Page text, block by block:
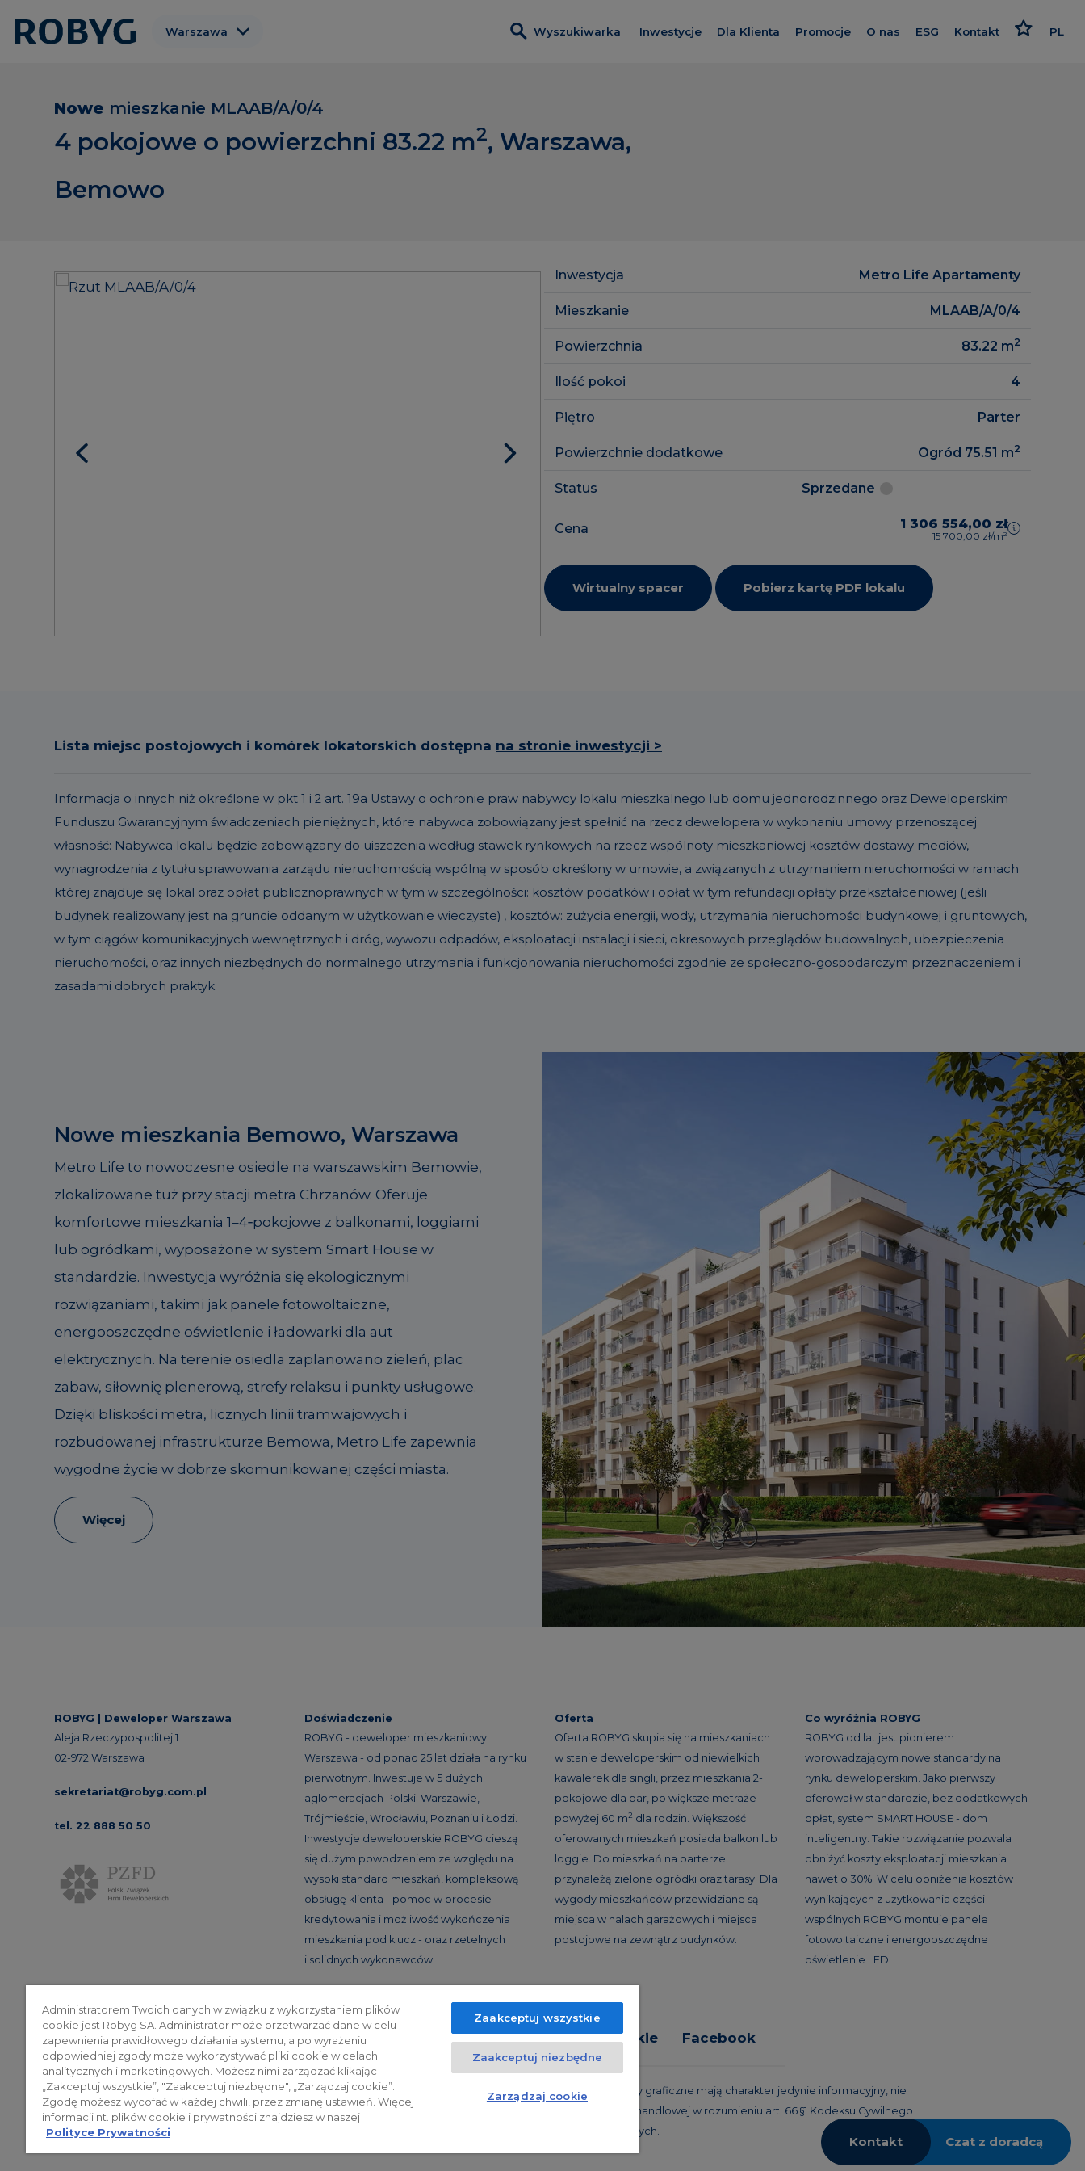
Warszawa
Wrocław
Wyszukiwarka Inwestycje Dla Klienta Promocje O nas
Dla inwestora
ESG Kontakt PL
Nowe mieszkanie MLAAB/A/0/4
4 pokojowe o powierzchni 83.22 m2, Warszawa,
Bemowo
Inwestycja Metro Life Apartamenty
Mieszkanie MLAAB/A/0/4
Powierzchnia 83.22 m2
Ilość pokoi 4
Piętro Parter
Powierzchnie dodatkowe Ogród 75.51 m2
Status Sprzedane
Cena 1 306 554,00 zł
15 700,00 zł/m²
Wirtualny spacer Pobierz kartę PDF lokalu
Lista miejsc postojowych i komórek lokatorskich dostępna na stronie inwestycji >
Informacja o innych niż określone w pkt 1 i 2 art. 19a Ustawy o ochronie praw nabywcy lokalu mieszkalnego lub domu jednorodzinnego oraz Deweloperskim
Funduszu Gwarancyjnym świadczeniach pieniężnych, które nabywca zobowiązany jest spełnić na rzecz dewelopera w wykonaniu umowy przenoszącej
własność: Nabywca lokalu będzie zobowiązany do uiszczenia według stawek rynkowych na rzecz wspólnoty mieszkaniowej kosztów dostawy mediów,
wynagrodzenia z tytułu sprawowania zarządu nieruchomością wspólną w sposób określony w umowie, a związanych z utrzymaniem nieruchomości w ramach
której znajduje się lokal oraz opłat publicznoprawnych w tym w szczególności: kosztów podatków i opłat w tym refundacji opłaty przekształceniowej (jeśli
budynek realizowany jest na gruncie oddanym w użytkowanie wieczyste) , kosztów: zużycia energii, wody, utrzymania nieruchomości budynkowej i gruntowych,
w tym ciągów komunikacyjnych wewnętrznych i dróg, wywozu odpadów, eksploatacji instalacji i sieci, okresowych przeglądów budowalnych, ubezpieczenia
nieruchomości, oraz innych niezbędnych do normalnego utrzymania i funkcjonowania nieruchomości zgodnie ze społeczno-gospodarczym przeznaczeniem i
zasadami dobrych praktyk.
Nowe mieszkania Bemowo, Warszawa
Metro Life to nowoczesne osiedle na warszawskim Bemowie,
zlokalizowane tuż przy stacji metra Chrzanów. Oferuje
komfortowe mieszkania 1–4‑pokojowe z balkonami, loggiami
lub ogródkami, wyposażone w system Smart House w
standardzie. Inwestycja wyróżnia się ekologicznymi
rozwiązaniami, takimi jak panele fotowoltaiczne,
energooszczędne oświetlenie i ładowarki dla aut
elektrycznych. Na terenie osiedla zaplanowano zieleń, plac
zabaw, siłownię plenerową, strefy relaksu i punkty usługowe.
Dzięki bliskości metra, licznych linii tramwajowych i
rozbudowanej infrastrukturze Bemowa, Metro Life zapewnia
wygodne życie w dobrze skomunikowanej części miasta.
Więcej
ROBYG | Deweloper Warszawa
Aleja Rzeczypospolitej 1
02-972 Warszawa
sekretariat@robyg.com.pl
tel. 22 888 50 50
Doświadczenie
ROBYG - deweloper mieszkaniowy
Warszawa - od ponad 25 lat działa na rynku
pierwotnym. Inwestuje w 5 dużych
aglomeracjach Polski: Warszawie,
Trójmieście, Wrocławiu, Poznaniu i Łodzi.
Inwestycje deweloperskie ROBYG cieszą
się dużym powodzeniem ze względu na
wysoki standard mieszkań, kompleksową
obsługę klienta - pomoc w procesie
kredytowania i możliwość wykończenia
mieszkania pod klucz - oraz rzetelnych
i solidnych wykonawców.
Oferta
Oferta ROBYG skupia się na mieszkaniach
w stanie deweloperskim od niewielkich
kawalerek dla singli, przez mieszkania 2-
pokojowe dla par, po większe metraże
powyżej 60 m2 dla rodzin. Większość
oferowanych mieszkań posiada balkon lub
loggie. Do mieszkań na parterze
przynależą zielone ogródki oraz tarasy. Dla
wygody mieszkańców przewidziane są
miejsca w halach garażowych i miejsca
postojowe na zewnątrz budynków.
Co wyróżnia ROBYG
ROBYG od lat jest pionierem
wprowadzającym nowe standardy na
rynku deweloperskim. Jako pierwszy
oferował w standardzie, bez dodatkowych
opłat, system SMART HOUSE - dom
inteligentny. Takie rozwiązanie pozwala
obniżyć koszty eksploatacji mieszkania
nawet o 30%. W celu obniżenia kosztów
wynikających z użytkowania części
wspólnych ROBYG montuje panele
fotowoltaiczne i energooszczędne
oświetlenie LED.
Polityka prywatności Relacje inwestorskie Facebook
© 2026 ROBYG. Wszystkie prawa zastrzeżone. Powyższa oferta i przedstawione materiały graficzne mają charakter jedynie informacyjny, nie
mogą być traktowane jako ostateczne projekty realizacyjne, nie stanowią również oferty handlowej w rozumieniu art. 66 §1 Kodeksu Cywilnego
oraz innych właściwych przepisów prawnych.
Kontakt Czat z doradcą
Administratorem Twoich danych w związku z wykorzystaniem plików
cookie jest Robyg SA. Administrator może przetwarzać dane w celu
zapewnienia prawidłowego działania systemu, a po wyrażeniu
odpowiedniej zgody może wykorzystywać pliki cookie w celach
analitycznych i marketingowych. Możesz nimi zarządzać klikając
„Zakceptuj wszystkie”, "Zaakceptuj niezbędne", „Zarządzaj cookie”.
Zgodę możesz wycofać w każdej chwili, przez zmianę ustawień. Więcej
informacji nt. plików cookie i prywatności znajdziesz w naszej
Polityce Prywatności
Zaakceptuj wszystkie
Zaakceptuj niezbędne
Zarządzaj cookie